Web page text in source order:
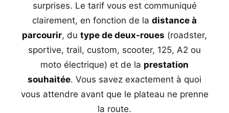
surprises. Le tarif vous est communiqué
clairement, en fonction de la distance à
parcourir, du type de deux-roues (roadster,
sportive, trail, custom, scooter, 125, A2 ou
moto électrique) et de la prestation
souhaitée. Vous savez exactement à quoi
vous attendre avant que le plateau ne prenne
la route.